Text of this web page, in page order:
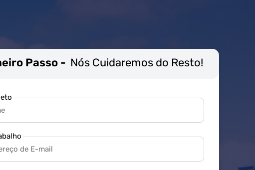
Passo - Nós Cuidaremos do Resto!